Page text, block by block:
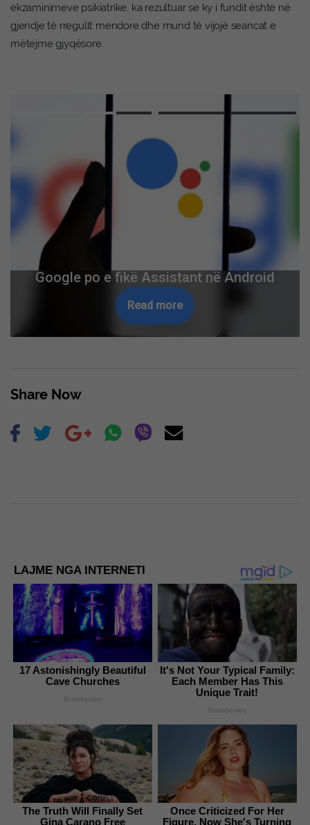
ekzaminimeve psikiatrike, ka rezultuar se ky i fundit është në
gjendje të rregullt mendore dhe mund të vijojë seancat e
mëtejme gjyqësore.
Google po e fikë Assistant në Android
Read more
Share Now
LAJME NGA INTERNETI
17 Astonishingly Beautiful
Cave Churches
Brainberries
It's Not Your Typical Family:
Each Member Has This
Unique Trait!
Brainberries
The Truth Will Finally Set
Gina Carano Free
Once Criticized For Her
Figure, Now She's Turning